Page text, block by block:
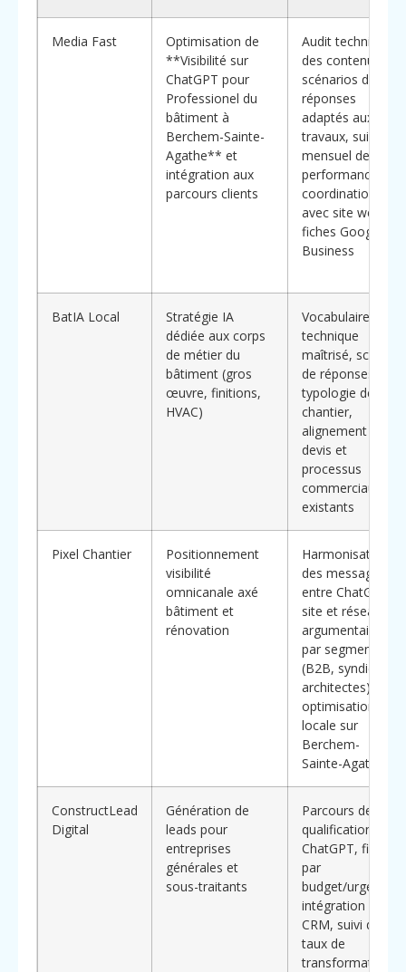
Media Fast
Optimisation de
**Visibilité sur
ChatGPT pour
Professionel du
bâtiment à
Berchem-Sainte-
Agathe** et
intégration aux
parcours clients
Audit technique
des contenus,
scénarios de
réponses
adaptés aux
travaux, suivi
mensuel des
performances,
coordination
avec site web et
fiches Google
Business
BatIA Local
Stratégie IA
dédiée aux corps
de métier du
bâtiment (gros
œuvre, finitions,
HVAC)
Vocabulaire
technique
maîtrisé, scripts
de réponses par
typologie de
chantier,
alignement avec
devis et
processus
commerciaux
existants
Pixel Chantier
Positionnement
visibilité
omnicanale axé
bâtiment et
rénovation
Harmonisation
des messages
entre ChatGPT,
site et réseaux,
argumentaires
par segment
(B2B, syndics,
architectes),
optimisation
locale sur
Berchem-
Sainte-Agathe
ConstructLead
Digital
Génération de
leads pour
entreprises
générales et
sous-traitants
Parcours de
qualification via
ChatGPT, filtres
par
budget/urgence,
intégration
CRM, suivi des
taux de
transformation